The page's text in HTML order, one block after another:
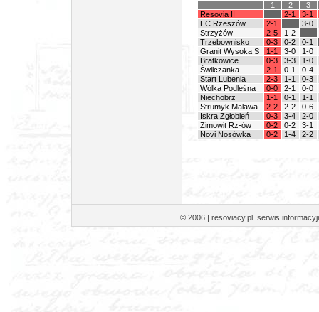
1 2
3
Resovia II
2-1
3-1
EC Rzeszów
2-1
3-0
Strzyżów
2-5
1-2
Trzebownisko
0-3 0-2
0-1
Granit Wysoka S
1-1 3-0
1-0
Bratkowice
0-3 3-3
1-0
Świlczanka
2-1 0-1
0-4
Start Lubenia
2-3 1-1
0-3
Wólka Podleśna
0-0 2-1
0-0
Niechobrz
1-1 0-1
1-1
Strumyk Malawa
2-2 2-2
0-6
Iskra Zgłobień
0-3 3-4
2-0
Zimowit Rz-ów
0-2 0-2
3-1
Novi Nosówka
0-2 1-4 2-2
© 2006 | resoviacy.pl serwis